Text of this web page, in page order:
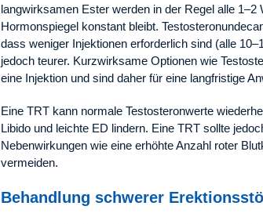
langwirksamen Ester werden in der Regel alle
Hormonspiegel konstant bleibt.
dass weniger Injektionen erforderlich sind (alle
jedoch teurer. Kurzwirksame Optionen wie
eine Injektion und sind daher für eine langfristige
Eine TRT kann normale Testosteronwerte
Libido und leichte ED lindern. Eine TRT sollte
Nebenwirkungen wie eine erhöhte Anzahl roter
vermeiden.
Behandlung schwerer